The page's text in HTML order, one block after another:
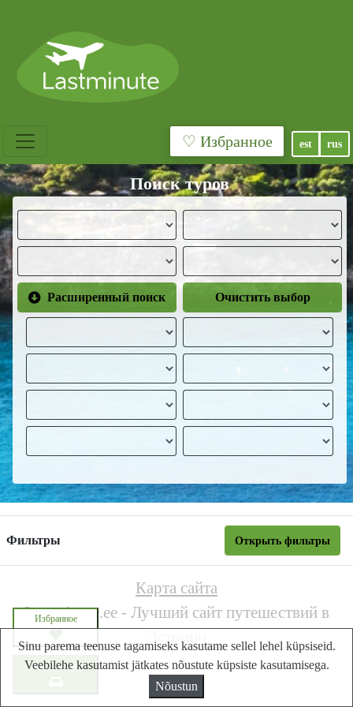
♡ Избранное est rus
Поиск туров
Расширенный поиск Очистить выбор
Фильтры Открыть фильтры
Запросите цену
Избранное
Карта сайта
Lastminute.ee - Лучший сайт путешествий в
Sinu parema teenuse tagamiseks kasutame sellel lehel küpsiseid.
Veebilehe kasutamist jätkates nõustute küpsiste kasutamisega.
Nõustun